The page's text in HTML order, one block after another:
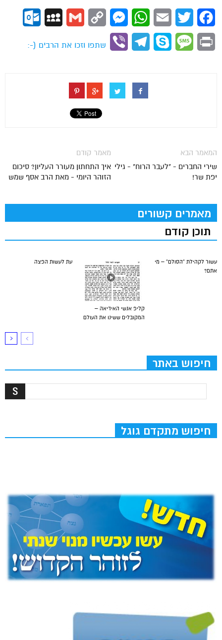
Facebook
Twitter
Email
WhatsApp
Messenger
Copy
Gmail
MySpace
Print
Message
Skype
Telegram
Viber
שתפו וזכו את הרבים (-:
מאמר קודם
איך התחתון מעורר העליון? סיכום
הזוהר היומי - מאת הרב אסף שמש
המאמר הבא
שירי החברים - "לעבר הרוח" - גילי
יפת שר!
מאמרים קשורים
תוכן קודם
עת לעשות הפצה
קליפ אנשי האידיאה –
המקובלים ששינו את העולם
עשור לקהילת “הסולם” – מי
אתם?
חיפוש באתר
חיפוש מתקדם גוגל